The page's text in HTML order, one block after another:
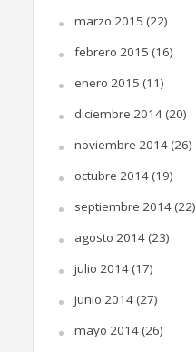
marzo 2015 (22)
febrero 2015 (16)
enero 2015 (11)
diciembre 2014(20)
noviembre 2014(26)
octubre 2014(19)
septiembre 2014(22)
agosto 2014(23)
julio 2014(17)
junio 2014(27)
mayo 2014(26)